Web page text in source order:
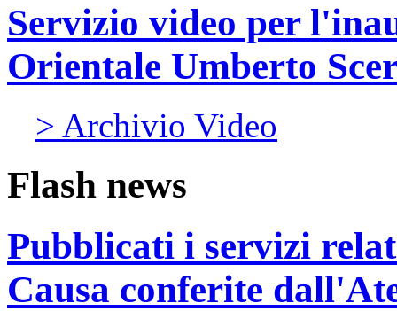
Servizio video per
Orientale Umberto
> Archivio Video
Flash news
Pubblicati i servizi
Causa conferite